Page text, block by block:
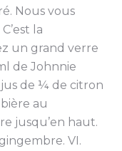
Nous vous
la
un grand verre
de Johnnie
jus de ¼ de citron
au
jusqu’en haut.
VI.